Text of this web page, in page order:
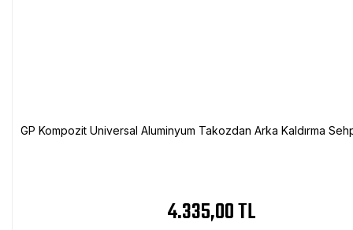
GP Kompozit Universal Aluminyum Takozdan Arka Kaldırma
4.335,00 TL